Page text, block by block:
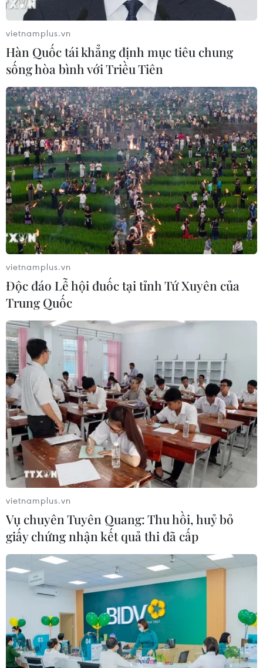
Nam Phi nởi lỏng quy định bắt buộc đeo
khẩu trang tại nơi công cộng
23/03/2022 00:06
Người dẫn vẫn bắt buộc đeo khẩu trang tại các không
gian kín như trong cửa hàng, văn phòng, phương tiện
công cộng... nhưng không phải đeo khẩu trang ở không
gian mở như đi bộ, buổi tụ tập ngoài trời.
Chính phủ Campuchia xem xét bỏ quy
định đeo khẩu trang bắt buộc
04/04/2022 10:03
Thủ tướng Hun Sen cho biết đang cân nhắc dỡ bỏ quy
định đeo khẩu trang bắt buộc thí điểm trước tiên tại 2
tỉnh Preah Vihear và Oddar Meanchey và có thể mở
rộng quy định nếu thành công.
vietnamplus.vn
Hàn Quốc tái khẳng định mục tiêu chung
sống hòa bình với Triều Tiên
vietnamplus.vn
Độc đáo Lễ hội đuốc tại tỉnh Tứ Xuyên của
Trung Quốc
vietnamplus.vn
Vụ chuyên Tuyên Quang: Thu hồi, huỷ bỏ
giấy chứng nhận kết quả thi đã cấp